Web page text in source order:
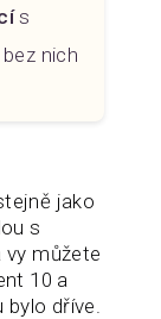
s
nich
jako
s
můžete
10 a
dříve.